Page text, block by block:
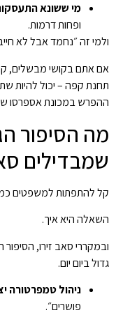
מי ששונא
ופחות דרמות.
ולמי זה ״נחמד אבל לא
אם אתם בקושי מבשלים,
תחנת קפה – יכול להיות
ההפרש במכונת אספרסו
שמבדילים
קל להתפתות למשפטים
השאלה היא איך.
ובמקררי סאב זירו,
גדול ביום יום.
ניהול טמפרטורה
פושרים״.